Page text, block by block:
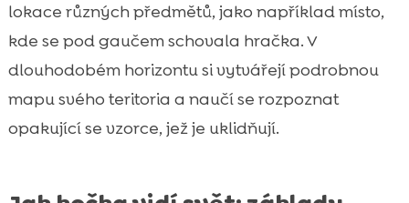
lokace různých předmětů, jako například místo,
kde se pod gaučem schovala hračka. V
dlouhodobém horizontu si vytvářejí podrobnou
mapu svého teritoria a naučí se rozpoznat
opakující se vzorce, jež je uklidňují.